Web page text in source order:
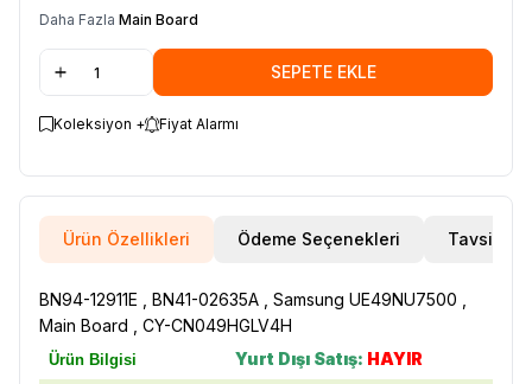
Daha Fazla Main Board
SEPETE EKLE
Koleksiyon + Fiyat Alarmı
Ürün Özellikleri Ödeme Seçenekleri Tavsiye Et
BN94-12911E , BN41-02635A , Samsung UE49NU7500 ,
Main Board , CY-CN049HGLV4H
Ürün Bilgisi Yurt Dışı Satış: HAYIR